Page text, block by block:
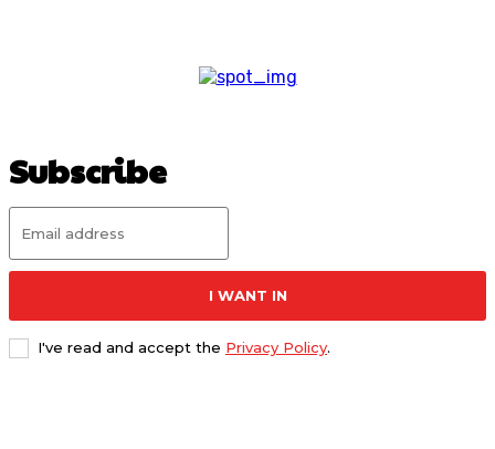
Subscribe
I WANT IN
I've read and accept the Privacy Policy.